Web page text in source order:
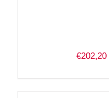
€202,20